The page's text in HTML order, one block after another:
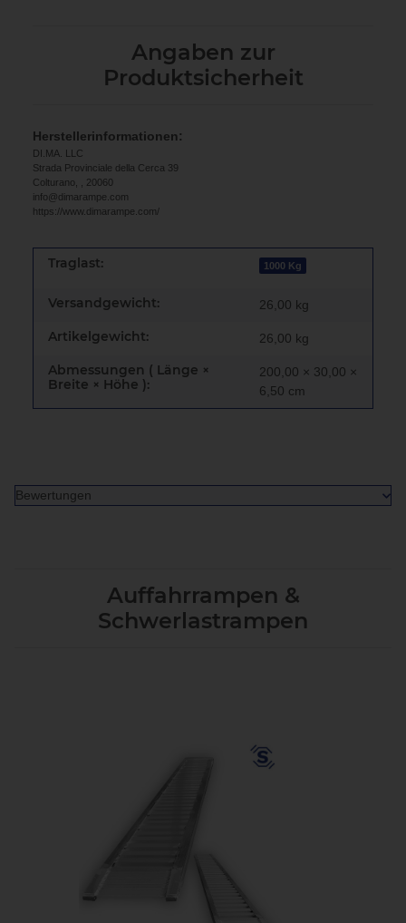
Angaben zur
Produktsicherheit
Herstellerinformationen:
DI.MA. LLC
Strada Provinciale della Cerca 39
Colturano, , 20060
info@dimarampe.com
https://www.dimarampe.com/
Traglast: 1000 Kg
Versandgewicht: 26,00 kg
Artikelgewicht: 26,00 kg
Abmessungen ( Länge ×
Breite × Höhe ):
200,00 × 30,00 ×
6,50 cm
Bewertungen
Auffahrrampen &
Schwerlastrampen